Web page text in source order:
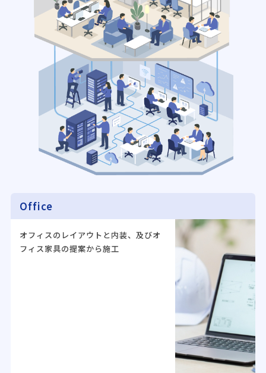
Office
オフィスのレイアウトと内装、及びオ
フィス家具の提案から施工